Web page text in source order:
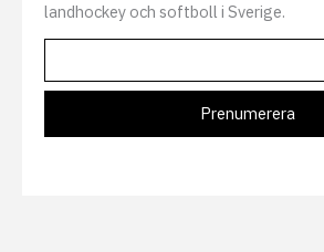
landhockey och softboll i Sverige.